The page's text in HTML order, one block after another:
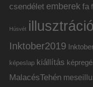
csendélet emberek fa
Húsvét illusztráció
Inktober2019
képeslap kiállítás
MalacésTehén